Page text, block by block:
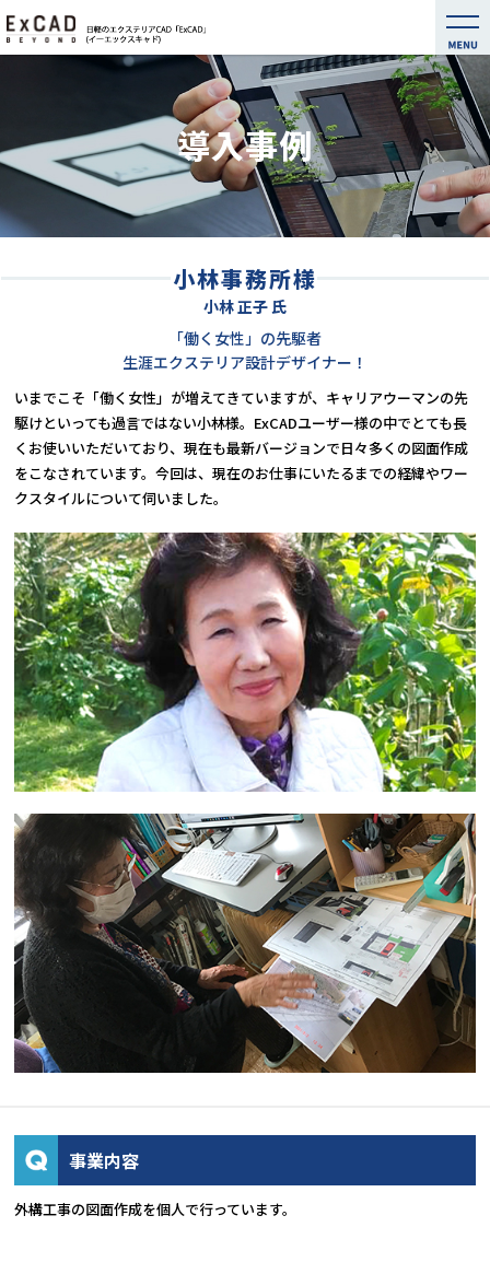
導入事例
小林事務所様
小林 正子 氏
「働く女性」の先駆者
生涯エクステリア設計デザイナー！
いまでこそ「働く女性」が増えてきていますが、キャリアウーマンの先
駆けといっても過言ではない小林様。 ExCADユーザー様の中でとても⾧
くお使いいただいており、現在も最新バージョンで日々多くの図面作成
をこなされています。今回は、現在のお仕事にいたるまでの経緯やワー
クスタイルについて伺いました。
事業内容
外構工事の図面作成を個人で行っています。